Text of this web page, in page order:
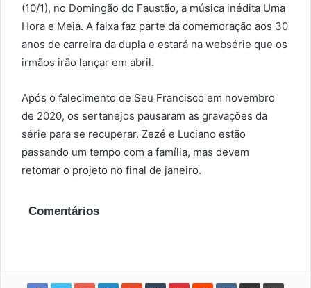
(10/1), no Domingão do Faustão, a música inédita Uma
Hora e Meia. A faixa faz parte da comemoração aos 30
anos de carreira da dupla e estará na websérie que os
irmãos irão lançar em abril.
Após o falecimento de Seu Francisco em novembro
de 2020, os sertanejos pausaram as gravações da
série para se recuperar. Zezé e Luciano estão
passando um tempo com a família, mas devem
retomar o projeto no final de janeiro.
Comentários